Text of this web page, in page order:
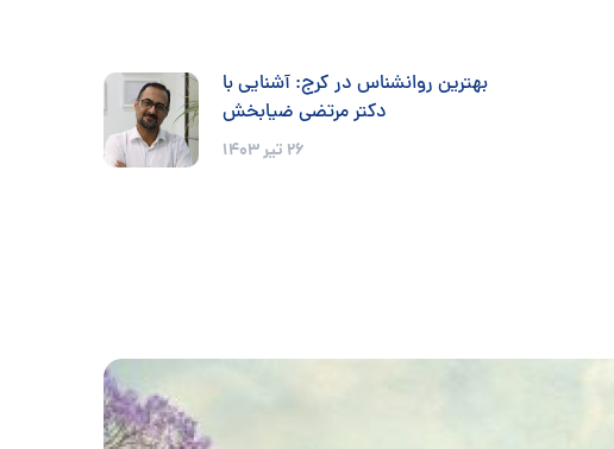
بهترین روانشناس در کرج: آشنایی با
دکتر مرتضی ضیابخش
26 تیر 1403